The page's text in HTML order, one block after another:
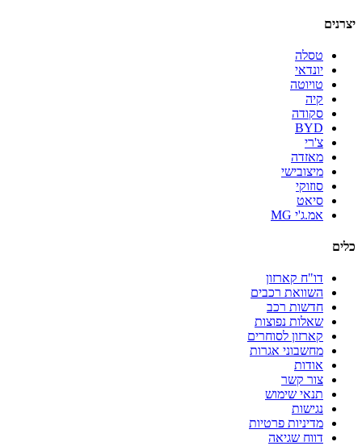
יצרנים
טסלה
יונדאי
טויוטה
קיה
סקודה
BYD
צ'רי
מאזדה
מיצובישי
סוזוקי
סיאט
אמ.ג'י MG
כלים
דו"ח קארזון
השוואת רכבים
חדשות רכב
שאלות נפוצות
קארזון לסוחרים
מחשבוני אגרות
אודות
צור קשר
תנאי שימוש
נגישות
מדיניות פרטיות
דווח שגיאה